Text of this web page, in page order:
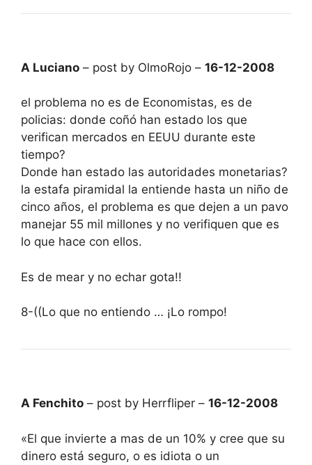
A Luciano – post by OlmoRojo – 16-12-2008
el problema no es de Economistas, es de
policias: donde coñó han estado los que
verifican mercados en EEUU durante este
tiempo?
Donde han estado las autoridades monetarias?
la estafa piramidal la entiende hasta un niño de
cinco años, el problema es que dejen a un pavo
manejar 55 mil millones y no verifiquen que es
lo que hace con ellos.
Es de mear y no echar gota!!
8-((Lo que no entiendo … ¡Lo rompo!
A Fenchito – post by Herrfliper – 16-12-2008
«El que invierte a mas de un 10% y cree que su
dinero está seguro, o es idiota o un